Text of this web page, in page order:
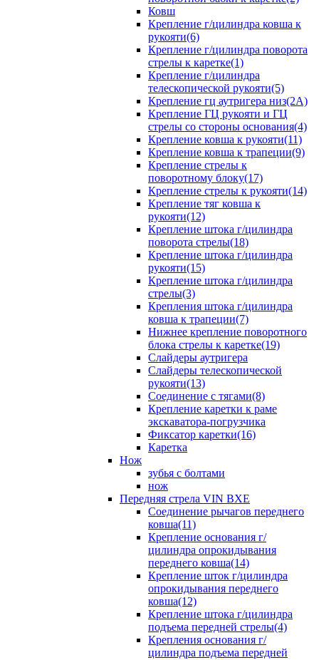
Ковш
Крепление г/цилиндра ковша к
рукояти(6)
Крепление г/цилиндра поворота
стрелы к каретке(1)
Крепление г/цилиндра
телескопической рукояти(5)
Крепление гц аутригера низ(2А)
Крепление ГЦ рукояти и ГЦ
стрелы со стороны основания(4)
Крепление ковша к рукояти(11)
Крепление ковша к трапеции(9)
Крепление стрелы к
поворотному блоку(17)
Крепление стрелы к рукояти(14)
Крепление тяг ковша к
рукояти(12)
Крепление штока г/цилиндра
поворота стрелы(18)
Крепление штока г/цилиндра
рукояти(15)
Крепление штока г/цилиндра
стрелы(3)
Крепления штока г/цилиндра
ковша к трапеции(7)
Нижнее крепление поворотного
блока стрелы к каретке(19)
Слайдеры аутригера
Слайдеры телескопической
рукояти(13)
Соединение с тягами(8)
Крепление каретки к раме
экскаватора-погрузчика
Фиксатор каретки(16)
Каретка
Нож
зубья с болтами
нож
Передняя стрела VIN BXE
Cоединение рычагов переднего
ковша(11)
Крепление основания г/
цилиндра опрокидывания
переднего ковша(14)
Крепление шток г/цилиндра
опрокидывания переднего
ковша(12)
Крепление штока г/цилиндра
подъема передней стрелы(4)
Крепления основания г/
цилиндра подъема передней